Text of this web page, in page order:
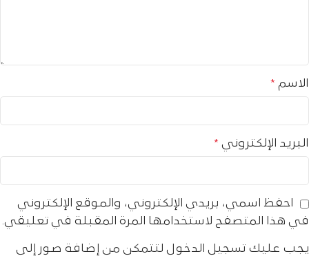
الاسم *
البريد الإلكتروني *
احفظ اسمي، بريدي الإلكتروني، والموقع الإلكتروني
في هذا المتصفح لاستخدامها المرة المقبلة في تعليقي.
يجب عليك تسجيل الدخول لتتمكن من إضافة صور إلى